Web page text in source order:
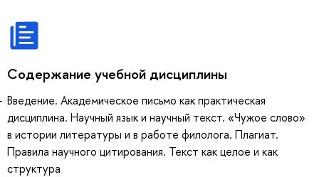
Содержание учебной дисциплины
Введение. Академическое письмо как практическая
дисциплина. Научный язык и научный текст. «Чужое слово»
в истории литературы и в работе филолога. Плагиат.
Правила научного цитирования. Текст как целое и как
структура